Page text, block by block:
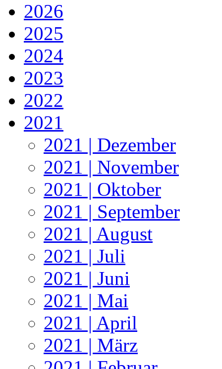
2026
2025
2024
2023
2022
2021
2021 | Dezember
2021 | November
2021 | Oktober
2021 | September
2021 | August
2021 | Juli
2021 | Juni
2021 | Mai
2021 | April
2021 | März